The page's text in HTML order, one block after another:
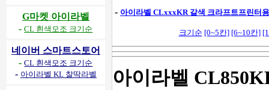
G마켓 아이라벨
-CL 흰색모조 크기순
네이버 스마트스토어
-CL 흰색모조 크기순
- 아이라벨 KL 찰딱라벨
- 아이라벨 CLxxxKR 갈색 크라프트프린터
크기순 [0~5칸] [6~10칸]
아이라벨